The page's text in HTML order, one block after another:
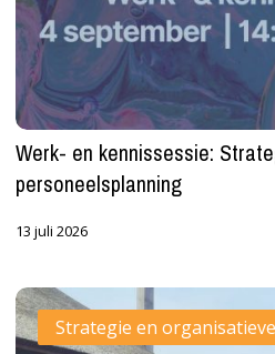
Werk- en kennissessie:
personeelsplanning
13 juli 2026
Visualisatie
maaktStrategie en